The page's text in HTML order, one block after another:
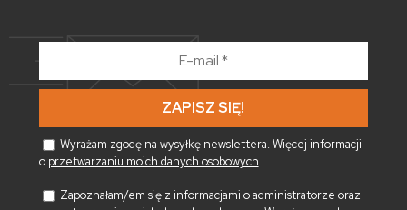
*
Wyrażam zgodę na wysyłkę newslettera. Więcej informacji
o przetwarzaniu moich danych osobowych
Zapoznałam/em się z informacjami o administratorze oraz